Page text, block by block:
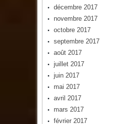
décembre 2017
novembre 2017
octobre 2017
septembre 2017
août 2017
juillet 2017
juin 2017
mai 2017
avril 2017
mars 2017
février 2017